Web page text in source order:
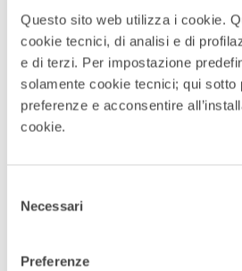
Questo sito web utilizza i cookie.
cookie tecnici, di analisi e di
e di terzi. Per impostazione
solamente cookie tecnici; qui sotto
preferenze e acconsentire
cookie.
delNecessari
Preferenze
MAGGIORI
Maggiori Informazioni